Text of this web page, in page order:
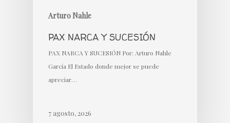
Arturo Nahle
PAX NARCA Y SUCESIÓN
PAX NARCA Y SUCESIÓN Por: Arturo Nahle
García El Estado donde mejor se puede
apreciar…
7 agosto, 2026